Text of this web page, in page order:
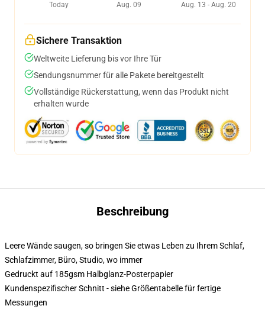
Today
Aug. 09
Aug. 13 - Aug. 20
Sichere Transaktion
Weltweite Lieferung bis vor Ihre Tür
Sendungsnummer für alle Pakete bereitgestellt
Vollständige Rückerstattung, wenn das Produkt nicht
erhalten wurde
Beschreibung
Leere Wände saugen, so bringen Sie etwas Leben zu Ihrem Schlaf,
Schlafzimmer, Büro, Studio, wo immer
Gedruckt auf 185gsm Halbglanz-Posterpapier
Kundenspezifischer Schnitt - siehe Größentabelle für fertige
Messungen